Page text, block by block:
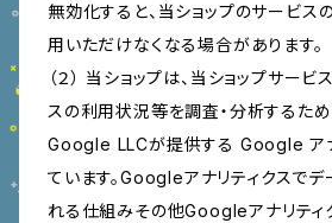
無効化すると、当ショップのサービス
用いただけなくなる場合があります。
（２） 当ショップは、当ショップサー
スの利用状況等を調査・分析するた
Google LLCが提供する Google ア
ています。Googleアナリティクスでデ
れる仕組みその他Googleアナリティ